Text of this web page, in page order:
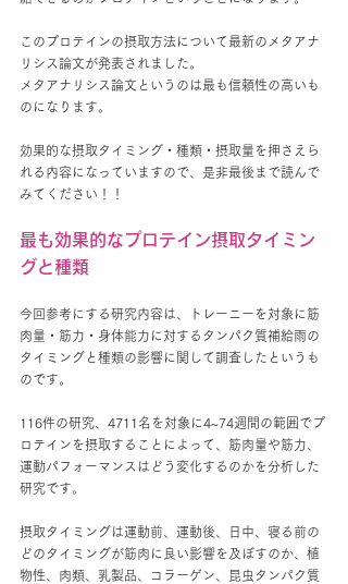
このプロテインの摂取方法について最新のメタアナ
リシス論文が発表されました。
メタアナリシス論文というのは最も信頼性の高いも
のになります。
効果的な摂取タイミング・種類・摂取量を押さえら
れる内容になっていますので、是非最後まで読んで
みてください！！
最も効果的なプロテイン摂取タイミン
グと種類
今回参考にする研究内容は、トレーニーを対象に筋
肉量・筋力・身体能力に対するタンパク質補給雨の
タイミングと種類の影響に関して調査したというも
のです。
116件の研究、4711名を対象に4~74週間の範囲でプ
ロテインを摂取することによって、筋肉量や筋力、
運動パフォーマンスはどう変化するのかを分析した
研究です。
摂取タイミングは運動前、運動後、日中、寝る前の
どのタイミングが筋肉に良い影響を及ぼすのか、植
物性、肉類、乳製品、コラーゲン、昆虫タンパク質